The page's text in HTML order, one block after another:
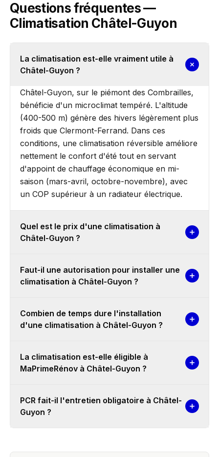
Questions fréquentes —
Climatisation Châtel-Guyon
La climatisation est-elle vraiment utile à
Châtel-Guyon ?
Châtel-Guyon, sur le piémont des Combrailles,
bénéficie d'un microclimat tempéré. L'altitude
(400-500 m) génère des hivers légèrement plus
froids que Clermont-Ferrand. Dans ces
conditions, une climatisation réversible améliore
nettement le confort d'été tout en servant
d'appoint de chauffage économique en mi-
saison (mars-avril, octobre-novembre), avec
un COP supérieur à un radiateur électrique.
Quel est le prix d'une climatisation à
Châtel-Guyon ?
Faut-il une autorisation pour installer une
climatisation à Châtel-Guyon ?
Combien de temps dure l'installation
d'une climatisation à Châtel-Guyon ?
La climatisation est-elle éligible à
MaPrimeRénov à Châtel-Guyon ?
PCR fait-il l'entretien obligatoire à Châtel-
Guyon ?